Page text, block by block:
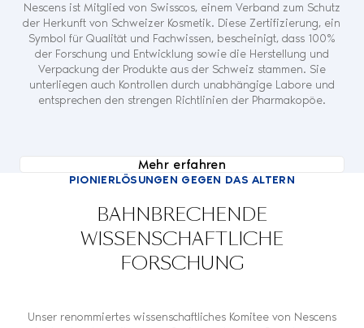
Nescens ist Mitglied von Swisscos, einem Verband zum Schutz
der Herkunft von Schweizer Kosmetik. Diese Zertifizierung, ein
Symbol für Qualität und Fachwissen, bescheinigt, dass 100%
der Forschung und Entwicklung sowie die Herstellung und
Verpackung der Produkte aus der Schweiz stammen. Sie
unterliegen auch Kontrollen durch unabhängige Labore und
entsprechen den strengen Richtlinien der Pharmakopöe.
Mehr erfahren
PIONIERLÖSUNGEN GEGEN DAS ALTERN
BAHNBRECHENDE
WISSENSCHAFTLICHE
FORSCHUNG
Unser renommiertes wissenschaftliches Komitee von Nescens